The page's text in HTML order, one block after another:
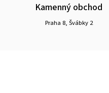
Kamenný obchod
Praha 8, Švábky 2